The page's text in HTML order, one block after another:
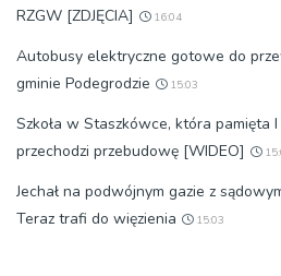
RZGW [ZDJĘCIA]
16:04
Autobusy elektryczne gotowe do
gminie Podegrodzie
15:03
Szkoła w Staszkówce, która pamięta
przechodzi przebudowę [WIDEO]
Jechał na podwójnym gazie z
Teraz trafi do więzienia
15:03